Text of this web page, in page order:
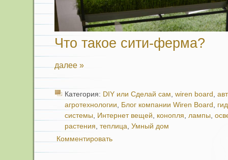
Что такое сити-ферма?
далее »
Категория: DIY или Сделай сам, wiren board ,
агротехнологии, Блог компании Wiren Board ,
системы, Интернет вещей, конопля, лампы,
растения, теплица, Умный дом
Комментировать